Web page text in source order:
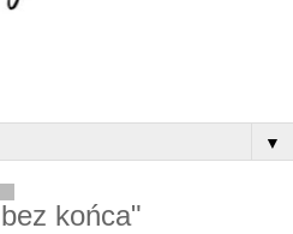
▼
końca"